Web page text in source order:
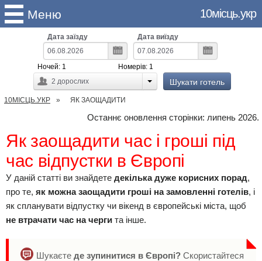
Меню 10місць.укр
Дата заїзду Дата виїзду
2 дорослих
Ночей: 1 Номерів: 1
Шукати готель
10МІСЦЬ.УКР ЯК ЗАОЩАДИТИ
Останнє оновлення сторінки: липень 2026.
Як заощадити час і гроші під
час відпустки в Європі
У даній статті ви знайдете декілька дуже корисних порад,
про те, як можна заощадити гроші на замовленні готелів, і
як спланувати відпустку чи вікенд в європейські міста, щоб
не втрачати час на черги та інше.
Шукаєте де зупинитися в Європі? Скористайтеся